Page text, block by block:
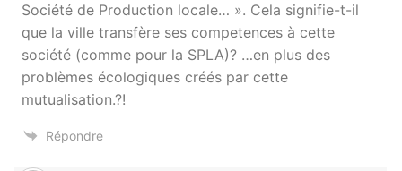
Société de Production locale… ». Cela signifie-t-il
que la ville transfère ses competences à cette
société (comme pour la SPLA)? …en plus des
problèmes écologiques créés par cette
mutualisation.?!
Répondre